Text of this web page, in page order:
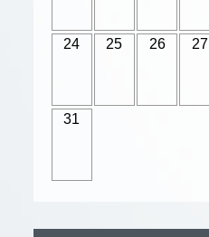
24 25 26 27
31